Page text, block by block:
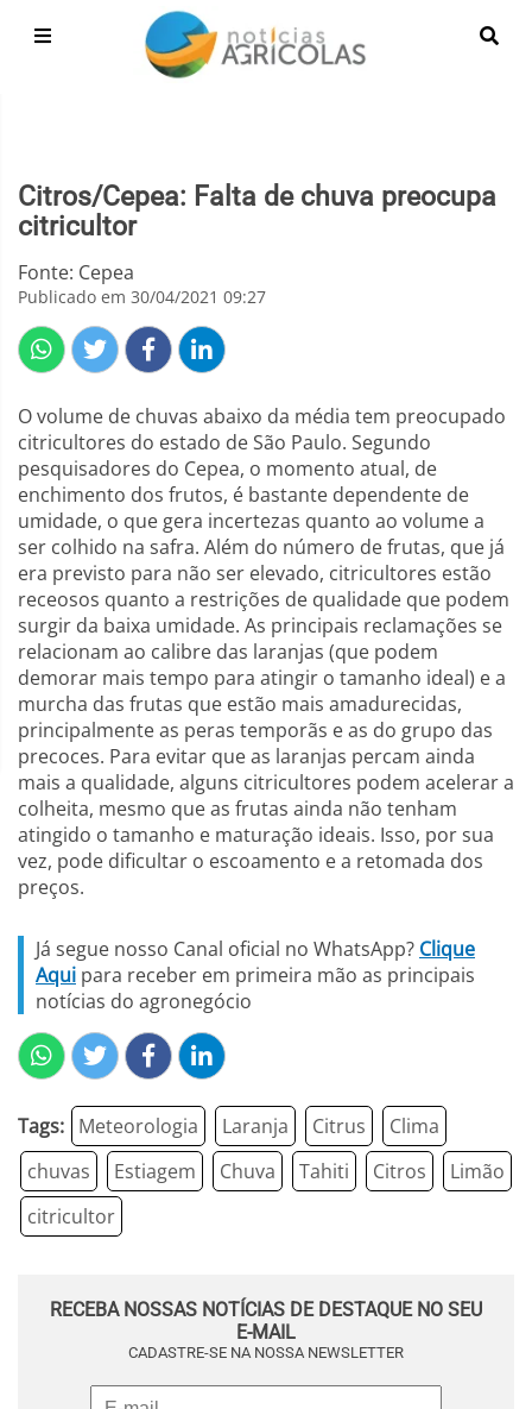
Citros/Cepea: Falta de chuva preocupa
citricultor
Fonte: Cepea
Publicado em 30/04/2021 09:27
O volume de chuvas abaixo da média tem preocupado
citricultores do estado de São Paulo. Segundo
pesquisadores do Cepea, o momento atual, de
enchimento dos frutos, é bastante dependente de
umidade, o que gera incertezas quanto ao volume a
ser colhido na safra. Além do número de frutas, que já
era previsto para não ser elevado, citricultores estão
receosos quanto a restrições de qualidade que podem
surgir da baixa umidade. As principais reclamações se
relacionam ao calibre das laranjas (que podem
demorar mais tempo para atingir o tamanho ideal) e a
murcha das frutas que estão mais amadurecidas,
principalmente as peras temporãs e as do grupo das
precoces. Para evitar que as laranjas percam ainda
mais a qualidade, alguns citricultores podem acelerar a
colheita, mesmo que as frutas ainda não tenham
atingido o tamanho e maturação ideais. Isso, por sua
vez, pode dificultar o escoamento e a retomada dos
preços.
Já segue nosso Canal oficial no WhatsApp? Clique
Aqui para receber em primeira mão as principais
notícias do agronegócio
Tags: Meteorologia Laranja Citrus
Clima
chuvas
Estiagem Chuva Tahiti Citros
Limão
citricultor
RECEBA NOSSAS NOTÍCIAS DE DESTAQUE NO SEU
E-MAIL
CADASTRE-SE NA NOSSA NEWSLETTER